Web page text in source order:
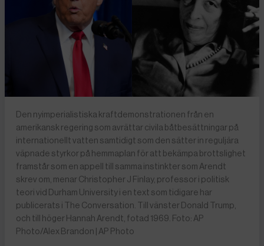
Den nyimperialistiska kraftdemonstrationen från en
amerikansk regering som avrättar civila båtbesättningar på
internationellt vatten samtidigt som den sätter in reguljära
väpnade styrkor på hemmaplan för att bekämpa brottslighet
framstår som en appell till samma instinkter som Arendt
skrev om, menar Christopher J Finlay, professor i politisk
teori vid Durham University i en text som tidigare har
publicerats i The Conversation. Till vänster Donald Trump,
och till höger Hannah Arendt, fotad 1969. Foto: AP
Photo/Alex Brandon | AP Photo